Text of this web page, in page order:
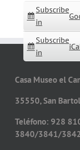
Subscribe
in
Subscribe
in
Casa Museo el
35550, San
Teléfono: 928
3840/3841/